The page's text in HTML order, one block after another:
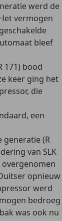
werd de
vermogen
bleef
171) bood
keer ging het
die
een
generatie(R
van SLK
overgenomen
opnieuw
werd
bedroeg
was ook nu